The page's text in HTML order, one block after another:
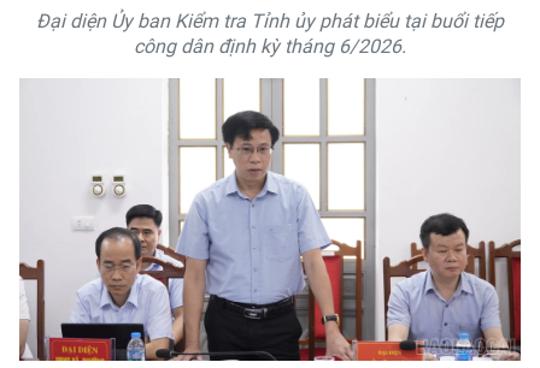
Đại diện Ủy ban Kiểm tra Tỉnh ủy phát biểu tại buổi tiếp
công dân định kỳ tháng 6/2026.